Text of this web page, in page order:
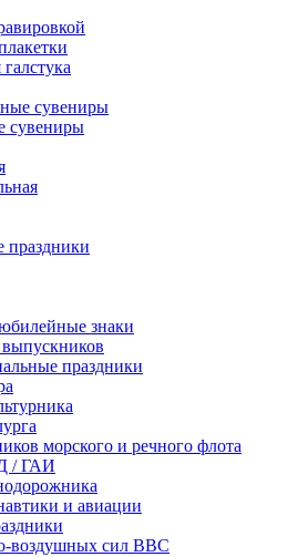
сувениры
сувениры
праздники
знаки
праздники
морского и речного флота
/ ГАИ
и авиации
воздушных сил ВВС